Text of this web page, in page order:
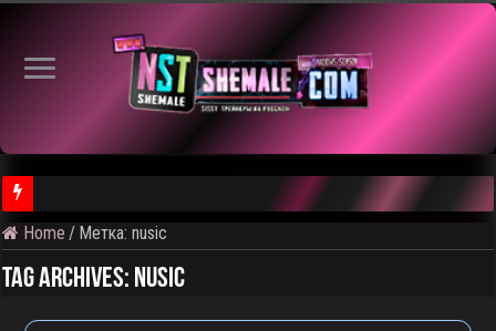
⚠️ Результаты голосования и тема следующего откртытого
Home / Метка:nusic
Tag Archives: nusic